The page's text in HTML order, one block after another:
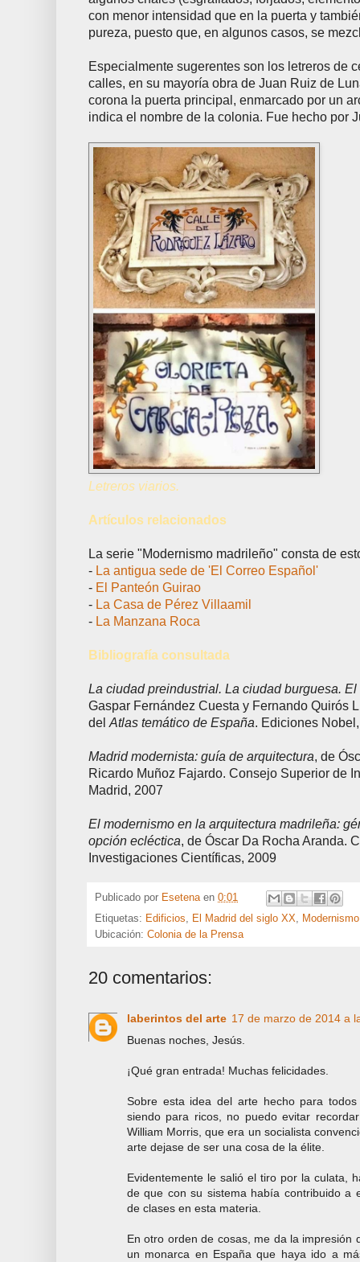
con menor intensidad que en la puerta y
pureza, puesto que, en algunos casos, se
Especialmente sugerentes son los letreros de
calles, en su mayoría obra de Juan Ruiz de
corona la puerta principal, enmarcado por un
indica el nombre de la colonia. Fue hecho por
Letreros viarios.
Artículos relacionados
La serie "Modernismo madrileño" consta de
- La antigua sede de 'El Correo Español'
- El Panteón Guirao
- La Casa de Pérez Villaamil
- La Manzana Roca
Bibliografía consultada
La ciudad preindustrial. La ciudad burguesa.
Gaspar Fernández Cuesta y Fernando Quirós
del Atlas temático de España. Ediciones
Madrid modernista: guía de arquitectura, de
Ricardo Muñoz Fajardo. Consejo Superior de
Madrid, 2007
El modernismo en la arquitectura madrileña:
opción ecléctica, de Óscar Da Rocha Aranda.
Investigaciones Científicas, 2009
Publicado por Esetena en 0:01
Etiquetas: Edificios, El Madrid del siglo XX,
Ubicación: Colonia de la Prensa
20 comentarios:
laberintos del arte 17 de marzo de 2014 a
Buenas noches, Jesús.
¡Qué gran entrada! Muchas felicidades.
Sobre esta idea del arte hecho para
siendo para ricos, no puedo evitar
William Morris, que era un socialista
arte dejase de ser una cosa de la élite.
Evidentemente le salió el tiro por la culata,
de que con su sistema había contribuido a
de clases en esta materia.
En otro orden de cosas, me da la impresión
un monarca en España que haya ido a